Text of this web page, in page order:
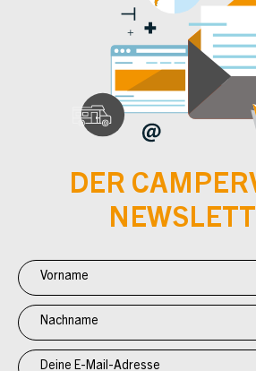
DER
Newsletter
Anmeldung
CV